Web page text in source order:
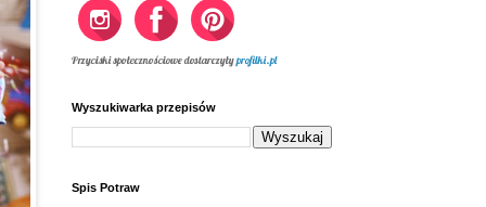
Przyciski społecznościowe dostarczyłyprofilki.pl
Wyszukiwarka przepisów
Spis Potraw